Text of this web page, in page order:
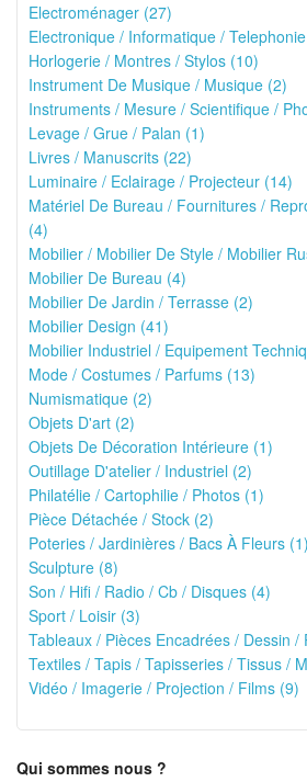
Electroménager (27)
Electronique / Informatique /
Horlogerie / Montres / Stylos (10)
Instrument De Musique / Musique (2)
Instruments / Mesure / Scientifique /
Levage / Grue / Palan (1)
Livres / Manuscrits (22)
Luminaire / Eclairage / Projecteur (14)
Matériel De Bureau / Fournitures /
(4)
Mobilier / Mobilier De Style / Mobilier
Mobilier De Bureau (4)
Mobilier De Jardin / Terrasse (2)
Mobilier Design (41)
Mobilier Industriel / Equipement
Mode / Costumes / Parfums (13)
Numismatique (2)
Objets D'art (2)
Objets De Décoration Intérieure (1)
Outillage D'atelier / Industriel (2)
Philatélie / Cartophilie / Photos (1)
Pièce Détachée / Stock (2)
Poteries / Jardinières / Bacs À Fleurs (1)
Sculpture (8)
Son / Hifi / Radio / Cb / Disques (4)
Sport / Loisir (3)
Tableaux / Pièces Encadrées / Dessin /
Textiles / Tapis / Tapisseries / Tissus /
Vidéo / Imagerie / Projection / Films (9)
Qui sommes nous ?